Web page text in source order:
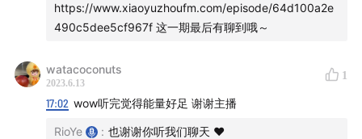
我们有一档小小的播客「炑星迹」记录和分享我们身心灵
的成长，还有一家小小的香氛手作店在舟山，希望继续以
声音、视频、产品或者空间等不同的载体传递我们的理
念。
https://www.xiaoyuzhoufm.com/episode/64d100a2e
490c5dee5cf967f 这一期最后有聊到哦～
watacoconuts
2023.6.13
1
17:02 wow听完觉得能量好足 谢谢主播
RioYe : 也谢谢你听我们聊天 ❤️